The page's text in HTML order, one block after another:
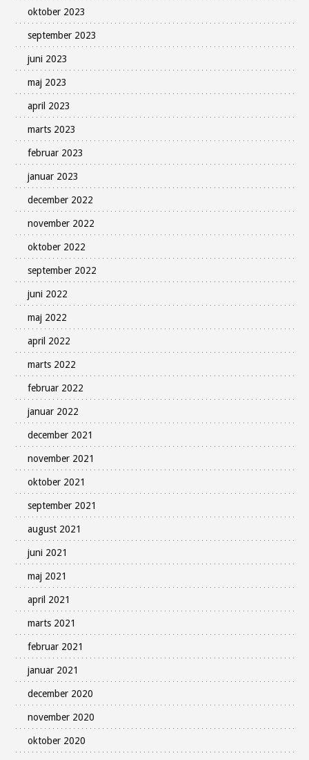
oktober 2023
september 2023
juni 2023
maj 2023
april 2023
marts 2023
februar 2023
januar 2023
december 2022
november 2022
oktober 2022
september 2022
juni 2022
maj 2022
april 2022
marts 2022
februar 2022
januar 2022
december 2021
november 2021
oktober 2021
september 2021
august 2021
juni 2021
maj 2021
april 2021
marts 2021
februar 2021
januar 2021
december 2020
november 2020
oktober 2020